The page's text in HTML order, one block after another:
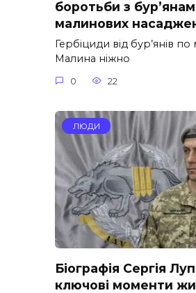
боротьби з
малинових
Гербіциди від бур’янів по
Малина ніжно
0 22
ЛЮДИ
Біографія Сергія
ключові моменти